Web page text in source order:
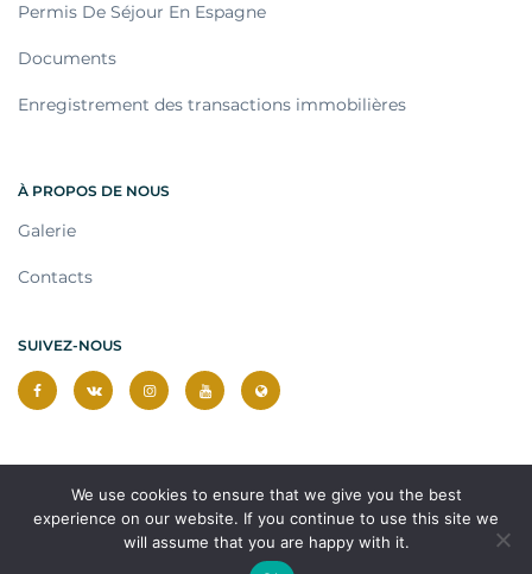
Permis De Séjour En Espagne
Documents
Enregistrement des transactions immobilières
À PROPOS DE NOUS
Galerie
Contacts
SUIVEZ-NOUS
© 2026 Tous droits réservés.
We use cookies to ensure that we give you the best
experience on our website. If you continue to use this site we
will assume that you are happy with it.